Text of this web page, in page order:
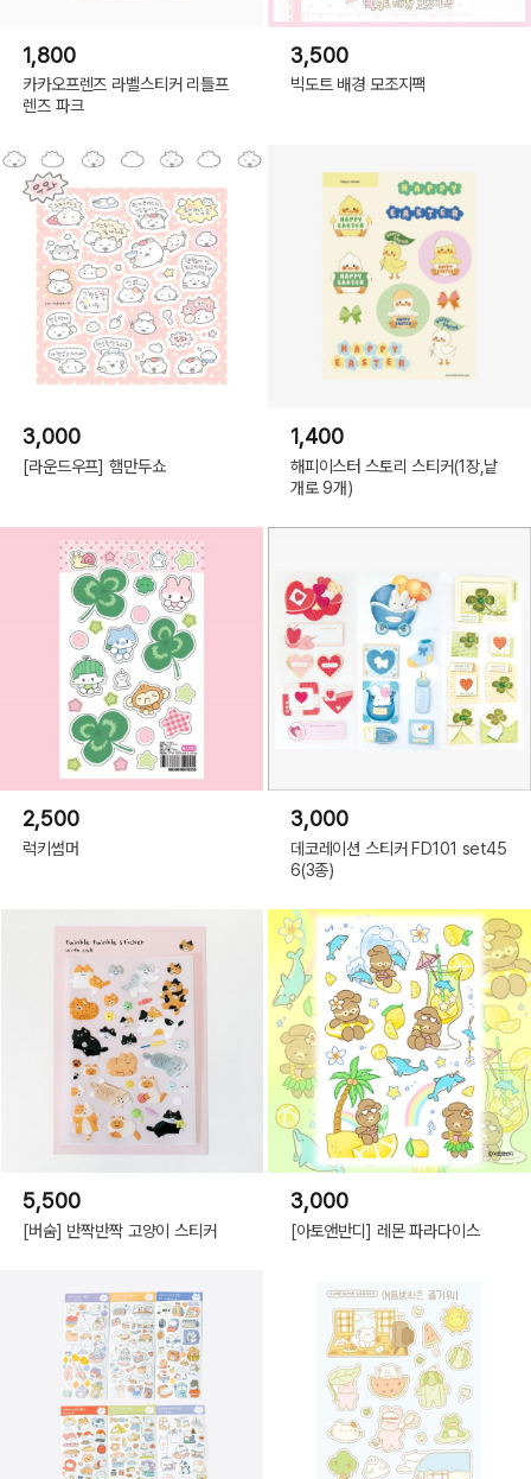
1,800
카카오프렌즈 라벨스티커 리틀프
렌즈 파크
3,500
빅도트 배경 모조지팩
3,000
[라운드우프] 햄만두쇼
1,400
해피이스터 스토리 스티커(1장,낱
개로 9개)
2,500
럭키썸머
3,000
데코레이션 스티커 FD101 set45
6(3종)
5,500
[버숨] 반짝반짝 고양이 스티커
3,000
[아토앤반디] 레몬 파라다이스